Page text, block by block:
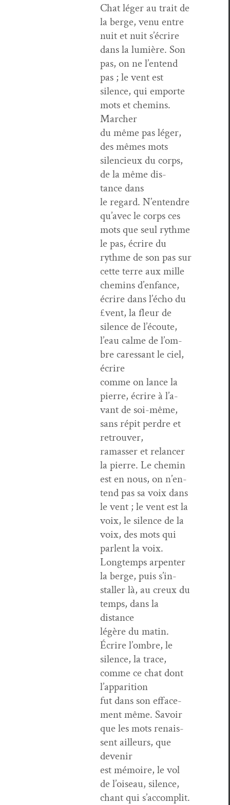
Chat léger au trait de
la berge, venu entre
nuit et nuit s’écrire
dans la lumière. Son
pas, on ne l’en­tend
pas ; le vent est
silence, qui emporte
mots et chemins.
Marcher
du même pas léger,
des mêmes mots
silen­cieux du corps,
de la même dis­
tance dans
le regard. N’en­ten­dre
qu’avec le corps ces
mots que seul rythme
le pas, écrire du
rythme de son pas sur
cette terre aux mille
chemins d’en­fance,
écrire dans l’é­cho du
£vent, la fleur de
silence de l’é­coute,
l’eau calme de l’om­
bre cares­sant le ciel,
écrire
comme on lance la
pierre, écrire à l’a­
vant de soi-même,
sans répit per­dre et
retrouver,
ramass­er et relancer
la pierre. Le chemin
est en nous, on n’en­
tend pas sa voix dans
le vent ; le vent est la
voix, le silence de la
voix, des mots qui
par­lent la voix.
Longtemps arpen­ter
la berge, puis s’in­
staller là, au creux du
temps, dans la
distance
légère du matin.
Écrire l’om­bre, le
silence, la trace,
comme ce chat dont
l’apparition
fut dans son efface­
ment même. Savoir
que les mots renais­
sent ailleurs, que
devenir
est mémoire, le vol
de l’oiseau, silence,
chant qui s’accomplit.